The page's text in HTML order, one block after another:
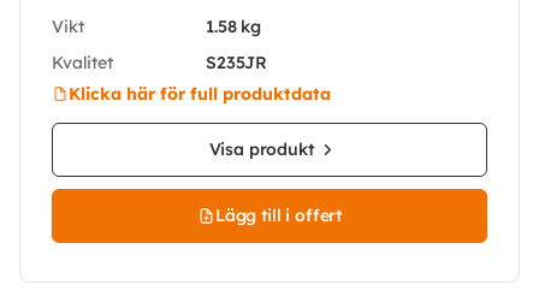
Vikt
1.58 kg
Kvalitet
S235JR
Klicka här för full produktdata
Visa produkt
Lägg till i offert